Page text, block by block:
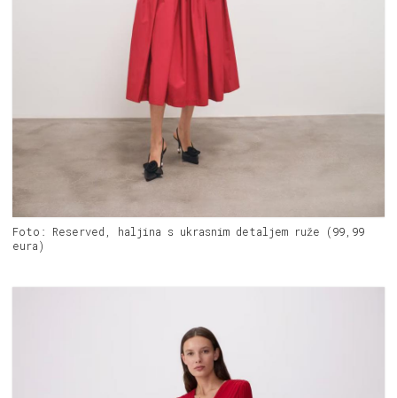
Foto: Reserved, haljina s ukrasnim detaljem ruže (99,99
eura)